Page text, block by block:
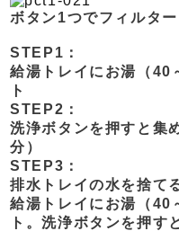
ボタン1つでフィルタ
STEP1：
給湯トレイにお湯（
ト
STEP2：
洗浄ボタンを押すと集
分）
STEP3：
排水トレイの水を捨て
給湯トレイにお湯（
ト。洗浄ボタンを押す